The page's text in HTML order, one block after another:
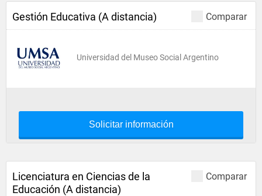
Comparar
Gestión Educativa (A distancia)
Universidad del Museo Social Argentino
Solicitar información
Comparar
Licenciatura en Ciencias de la
Educación (A distancia)